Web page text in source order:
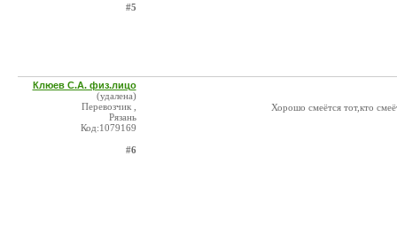
#5
Клюев С.А. физ.лицо
(удалена)
Перевозчик ,
Рязань
Код:1079169
#6
Хорошо смеётся тот,кто